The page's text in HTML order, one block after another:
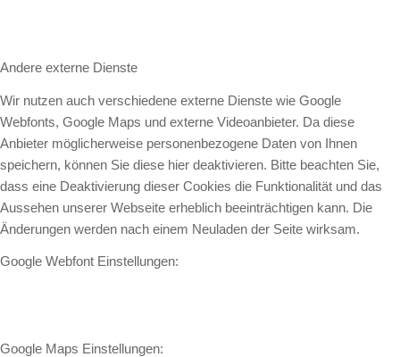
Andere externe Dienste
Wir nutzen auch verschiedene externe Dienste wie Google
Webfonts, Google Maps und externe Videoanbieter. Da diese
Anbieter möglicherweise personenbezogene Daten von Ihnen
speichern, können Sie diese hier deaktivieren. Bitte beachten Sie,
dass eine Deaktivierung dieser Cookies die Funktionalität und das
Aussehen unserer Webseite erheblich beeinträchtigen kann. Die
Änderungen werden nach einem Neuladen der Seite wirksam.
Google Webfont Einstellungen:
Google Maps Einstellungen: